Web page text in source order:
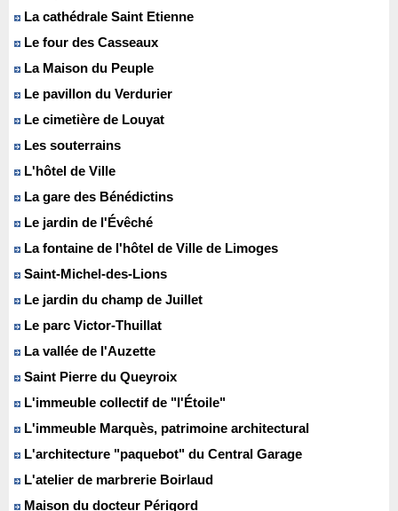
La cathédrale Saint Etienne
Le four des Casseaux
La Maison du Peuple
Le pavillon du Verdurier
Le cimetière de Louyat
Les souterrains
L'hôtel de Ville
La gare des Bénédictins
Le jardin de l'Évêché
La fontaine de l'hôtel de Ville de Limoges
Saint-Michel-des-Lions
Le jardin du champ de Juillet
Le parc Victor-Thuillat
La vallée de l'Auzette
Saint Pierre du Queyroix
L'immeuble collectif de "l'Étoile"
L'immeuble Marquès, patrimoine architectural
L'architecture "paquebot" du Central Garage
L'atelier de marbrerie Boirlaud
Maison du docteur Périgord